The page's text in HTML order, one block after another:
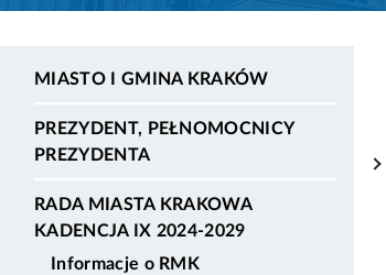
MIASTO I GMINA KRAKÓW
PREZYDENT, PEŁNOMOCNICY
PREZYDENTA
RADA MIASTA KRAKOWA
KADENCJA IX 2024-2029
Informacje o RMK